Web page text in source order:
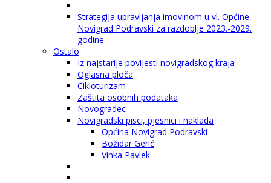
Strategija upravljanja imovinom u vl. Općine
Novigrad Podravski za razdoblje 2023.-2029.
godine
Ostalo
Iz najstarije povijesti novigradskog kraja
Oglasna ploča
Cikloturizam
Zaštita osobnih podataka
Novogradec
Novigradski pisci, pjesnici i naklada
Općina Novigrad Podravski
Božidar Gerić
Vinka Pavlek